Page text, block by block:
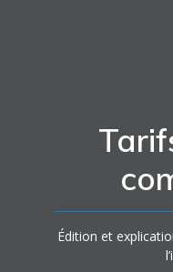
Édition et